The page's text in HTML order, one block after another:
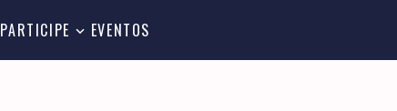
PARTICIPE EVENTOS